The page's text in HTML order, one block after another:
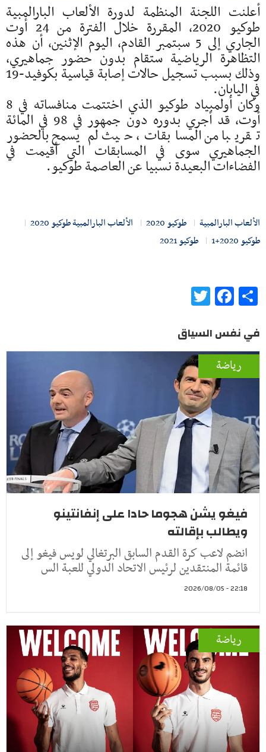
أعلنت اللجنة المنظمة لدورة الألعاب البارالمبية
طوكيو 2020، المقررة خلال الفترة من 24 أوت
الجاري إلى 5 سبتمبر القادم، اليوم الإثنين، أن هذه
التظاهرة الرياضية ستقام بدون حضور جماهيري،
وذلك بسبب تسجيل حالات إصابة قياسية بكوفيد-19
في اليابان.
وكان أولمبياد طوكيو الذي اختتمت منافساته في 8
أوت، قد أجري بدوره دون جمهور في 98 في المائة
تقريبا من المسابقات، حيث لم يسمح بالحضور
الجماهيري سوى في المسابقات التي أقيمت في
الفضاءات البعيدة نسبيا عن العاصمة طوكيو.
الألعاب البارالمبية طوكيو 2020
الألعاب البارالمبية طوكيو 2020
طوكيو 2020+1
طوكيو 2021
Share
Facebook
في نفس السياق
رياضة
فيغو يشن هجوما حادا على إنفانتينو
ويطالب بإقالته
انضم لاعب كرة القدم السابق البرتغالي لويس فيغو إلى
قائمة المنتقدين لرئيس الاتحاد الدولي للعبة الس
22:18 - 2026/08/05
رياضة